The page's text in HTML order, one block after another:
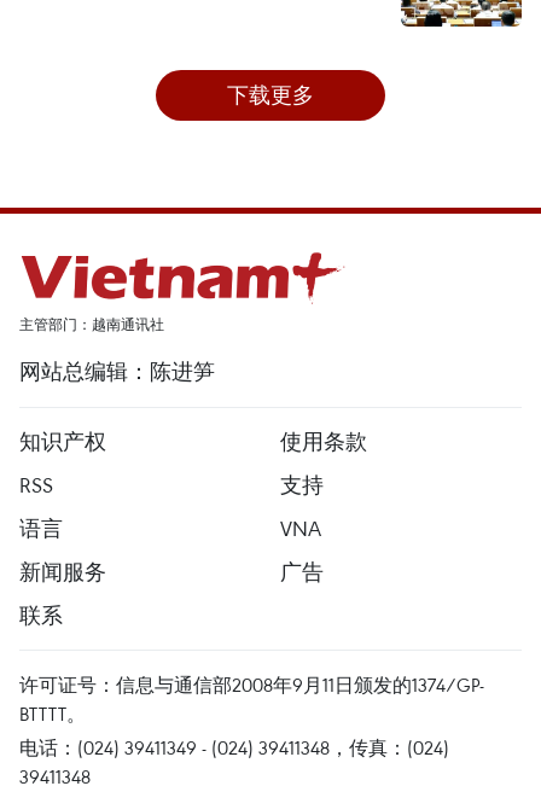
下载更多
主管部门：越南通讯社
网站总编辑：陈进笋
知识产权
使用条款
RSS
支持
语言
VNA
新闻服务
广告
联系
许可证号：信息与通信部2008年9月11日颁发的1374/GP-
BTTTT。
电话：(024) 39411349 - (024) 39411348，传真：(024)
39411348